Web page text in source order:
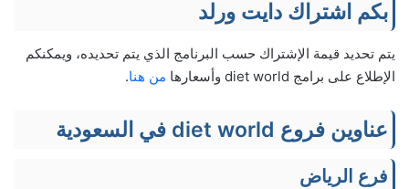
بكم اشتراك دايت ورلد
يتم تحديد قيمة الإشتراك حسب البرنامج الذي يتم تحديده، ويمكنكم
الإطلاع على برامج diet world وأسعارها
من هنا.
عناوين فروع diet world في السعودية
فرع الرياض